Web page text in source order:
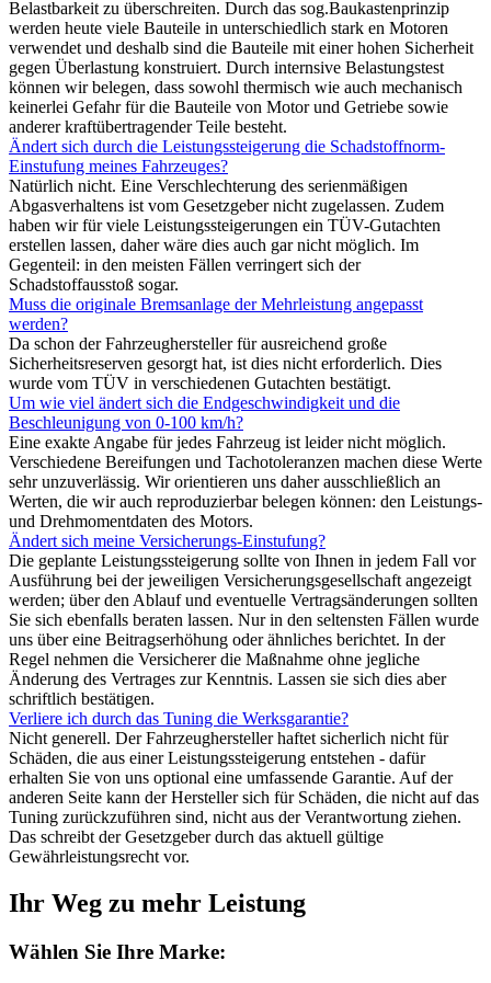
Belastbarkeit zu überschreiten. Durch das sog.Baukastenprinzip
werden heute viele Bauteile in unterschiedlich stark en Motoren
verwendet und deshalb sind die Bauteile mit einer hohen Sicherheit
gegen Überlastung konstruiert. Durch internsive Belastungstest
können wir belegen, dass sowohl thermisch wie auch mechanisch
keinerlei Gefahr für die Bauteile von Motor und Getriebe sowie
anderer kraftübertragender Teile besteht.
Ändert sich durch die Leistungssteigerung die Schadstoffnorm-
Einstufung meines Fahrzeuges?
Natürlich nicht. Eine Verschlechterung des serienmäßigen
Abgasverhaltens ist vom Gesetzgeber nicht zugelassen. Zudem
haben wir für viele Leistungssteigerungen ein TÜV-Gutachten
erstellen lassen, daher wäre dies auch gar nicht möglich. Im
Gegenteil: in den meisten Fällen verringert sich der
Schadstoffausstoß sogar.
Muss die originale Bremsanlage der Mehrleistung angepasst
werden?
Da schon der Fahrzeughersteller für ausreichend große
Sicherheitsreserven gesorgt hat, ist dies nicht erforderlich. Dies
wurde vom TÜV in verschiedenen Gutachten bestätigt.
Um wie viel ändert sich die Endgeschwindigkeit und die
Beschleunigung von 0-100 km/h?
Eine exakte Angabe für jedes Fahrzeug ist leider nicht möglich.
Verschiedene Bereifungen und Tachotoleranzen machen diese Werte
sehr unzuverlässig. Wir orientieren uns daher ausschließlich an
Werten, die wir auch reproduzierbar belegen können: den Leistungs-
und Drehmomentdaten des Motors.
Ändert sich meine Versicherungs-Einstufung?
Die geplante Leistungssteigerung sollte von Ihnen in jedem Fall vor
Ausführung bei der jeweiligen Versicherungsgesellschaft angezeigt
werden; über den Ablauf und eventuelle Vertragsänderungen sollten
Sie sich ebenfalls beraten lassen. Nur in den seltensten Fällen wurde
uns über eine Beitragserhöhung oder ähnliches berichtet. In der
Regel nehmen die Versicherer die Maßnahme ohne jegliche
Änderung des Vertrages zur Kenntnis. Lassen sie sich dies aber
schriftlich bestätigen.
Verliere ich durch das Tuning die Werksgarantie?
Nicht generell. Der Fahrzeughersteller haftet sicherlich nicht für
Schäden, die aus einer Leistungssteigerung entstehen - dafür
erhalten Sie von uns optional eine umfassende Garantie. Auf der
anderen Seite kann der Hersteller sich für Schäden, die nicht auf das
Tuning zurückzuführen sind, nicht aus der Verantwortung ziehen.
Das schreibt der Gesetzgeber durch das aktuell gültige
Gewährleistungsrecht vor.
Ihr Weg zu mehr Leistung
Wählen Sie Ihre Marke: